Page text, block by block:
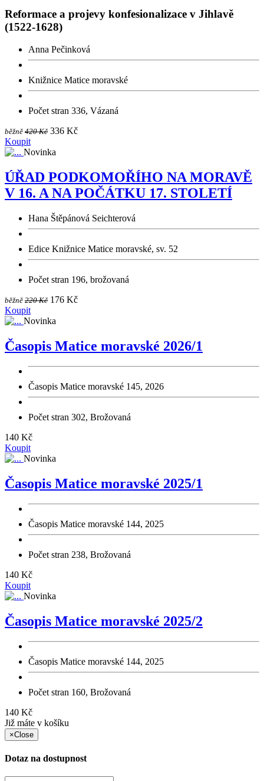
Reformace a projevy konfesionalizace v Jihlavě
(1522-1628)
Anna Pečinková
Knižnice Matice moravské
Počet stran 336, Vázaná
běžně 420 Kč 336 Kč
Koupit
Novinka
ÚŘAD PODKOMOŘÍHO NA MORAVĚ
V 16. A NA POČÁTKU 17. STOLETÍ
Hana Štěpánová Seichterová
Edice Knižnice Matice moravské, sv. 52
Počet stran 196, brožovaná
běžně 220 Kč 176 Kč
Koupit
Novinka
Časopis Matice moravské 2026/1
Časopis Matice moravské 145, 2026
Počet stran 302, Brožovaná
140 Kč
Koupit
Novinka
Časopis Matice moravské 2025/1
Časopis Matice moravské 144, 2025
Počet stran 238, Brožovaná
140 Kč
Koupit
Novinka
Časopis Matice moravské 2025/2
Časopis Matice moravské 144, 2025
Počet stran 160, Brožovaná
140 Kč
Již máte v košíku
×Close
Dotaz na dostupnost